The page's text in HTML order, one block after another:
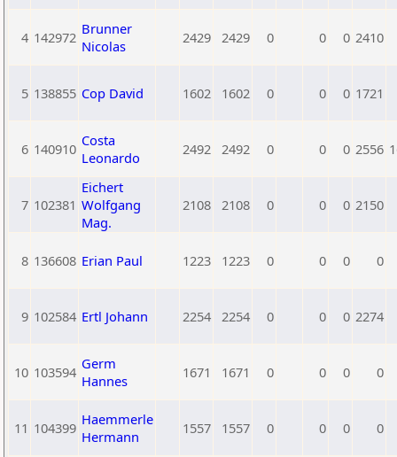
4 142972 Brunner
Nicolas
2429 2429 0 0 0 2410
5 138855 Cop David 1602 1602 0 0 0 1721
6 140910 Costa
Leonardo
2492 2492 0 0 0 2556
7 102381
Eichert
Wolfgang
Mag.
2108 2108 0 0 0 2150
8 136608 Erian Paul 1223 1223 0 0 0 0
9 102584 Ertl Johann 2254 2254 0 0 0 2274
10 103594 Germ
Hannes
1671 1671 0 0 0 0
11 104399 Haemmerle
Hermann
1557 1557 0 0 0 0